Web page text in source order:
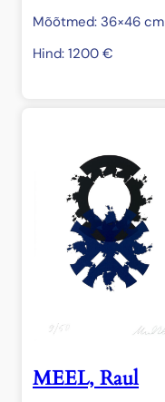
Mõõtmed: 36×46 cm
Hind: 1200 €
MEEL, Raul